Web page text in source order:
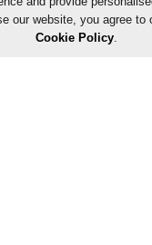
our website, you agree to
Cookie Policy.